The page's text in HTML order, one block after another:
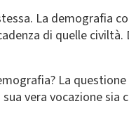
La demografia
di quelle
La
vera vocazione sia